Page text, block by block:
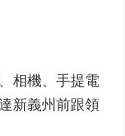
相機、手提電
新義州前跟領